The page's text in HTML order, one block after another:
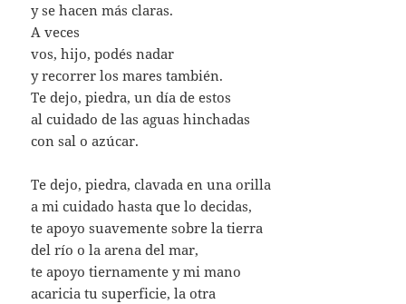
y se hacen más claras.
A veces
vos, hijo, podés nadar
y recorrer los mares también.
Te dejo, piedra, un día de estos
al cuidado de las aguas hinchadas
con sal o azúcar.
Te dejo, piedra, clavada en una orilla
a mi cuidado hasta que lo decidas,
te apoyo suavemente sobre la tierra
del río o la arena del mar,
te apoyo tiernamente y mi mano
acaricia tu superficie, la otra